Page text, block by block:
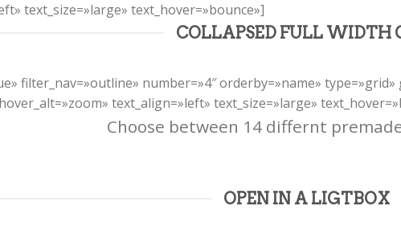
text_size=»large» text_hover=»bounce»]
COLLAPSED FULL WIDTH
filter_nav=»outline» number=»4″ orderby=»name» type=»grid»
text_align=»left» text_size=»large»
Choose between 14 differnt
OPEN IN A LIGTBOX